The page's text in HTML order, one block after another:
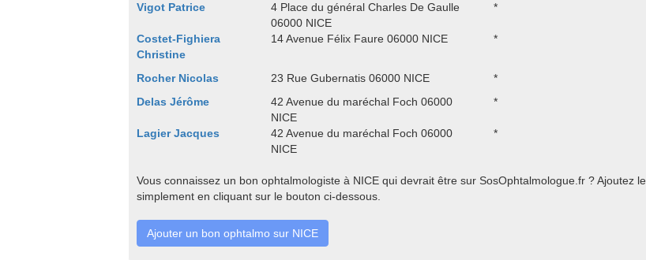
Vigot Patrice
4 Place du général Charles De Gaulle
06000 NICE
*
Costet-Fighiera
Christine
14 Avenue Félix Faure 06000 NICE *
Rocher Nicolas 23 Rue Gubernatis 06000 NICE
*
Delas Jérôme
42 Avenue du maréchal Foch 06000
NICE
*
Lagier Jacques
42 Avenue du maréchal Foch 06000
NICE
*
Vous connaissez un bon ophtalmologiste à NICE qui devrait être sur SosOphtalmologue.fr ? Ajoutez le
simplement en cliquant sur le bouton ci-dessous.
Ajouter un bon ophtalmo sur NICE